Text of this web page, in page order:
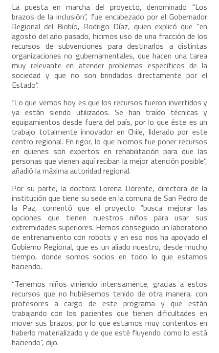
La puesta en marcha del proyecto, denominado “Los
brazos de la inclusión”, fue encabezado por el Gobernador
Regional del Biobío, Rodrigo Díaz, quien explicó que “en
agosto del año pasado, hicimos uso de una fracción de los
recursos de subvenciones para destinarlos a distintas
organizaciones no gubernamentales, que hacen una tarea
muy relevante en atender problemas específicos de la
sociedad y que no son brindados directamente por el
Estado”.
“Lo que vemos hoy es que los recursos fueron invertidos y
ya están siendo utilizados. Se han traído técnicas y
equipamientos desde fuera del país, por lo que éste es un
trabajo totalmente innovador en Chile, liderado por este
centro regional. En rigor, lo que hicimos fue poner recursos
en quienes son expertos en rehabilitación para que las
personas que vienen aquí reciban la mejor atención posible”,
añadió la máxima autoridad regional.
Por su parte, la doctora Lorena Llorente, directora de la
institución que tiene su sede en la comuna de San Pedro de
la Paz, comentó que el proyecto “busca mejorar las
opciones que tienen nuestros niños para usar sus
extremidades superiores. Hemos conseguido un laboratorio
de entrenamiento con robots y en eso nos ha apoyado el
Gobierno Regional, que es un aliado nuestro, desde mucho
tiempo, donde somos socios en todo lo que estamos
haciendo.
“Tenemos niños viniendo intensamente, gracias a estos
recursos que no hubiésemos tenido de otra manera, con
profesores a cargo de este programa y que están
trabajando con los pacientes que tienen dificultades en
mover sus brazos, por lo que estamos muy contentos en
haberlo materializado y de que esté fluyendo como lo está
haciendo”, dijo.